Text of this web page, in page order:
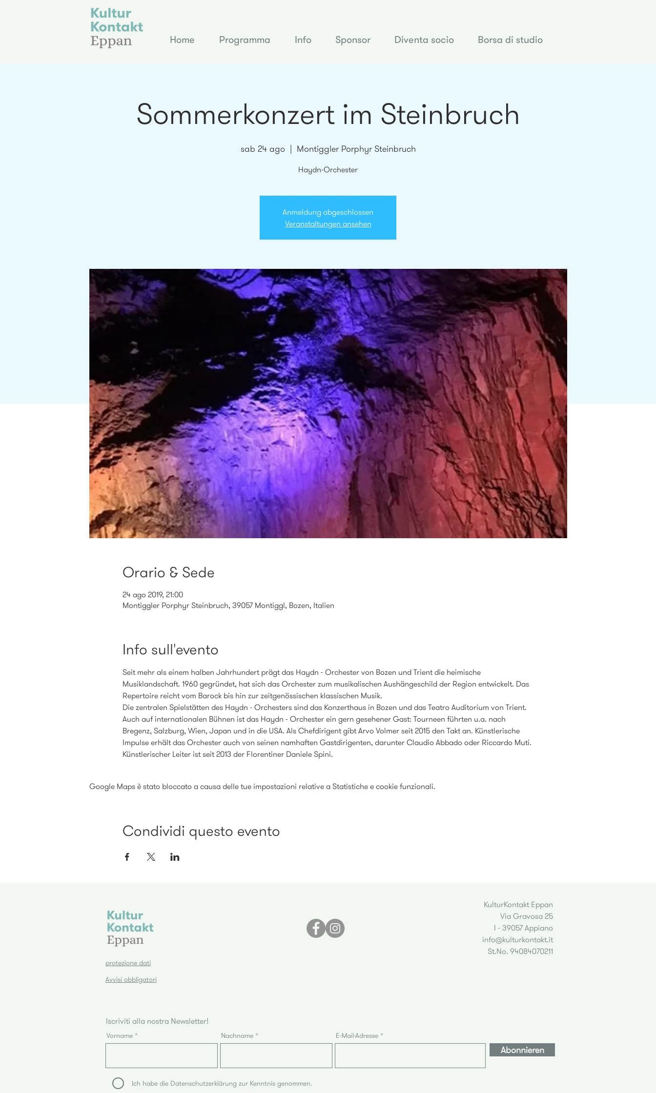
Home Programma Info Sponsor Diventa socio Borsa di studio
Sommerkonzert im Steinbruch
sab 24 ago
  |
Montiggler Porphyr Steinbruch
Haydn-Orchester
Anmeldung abgeschlossen
Veranstaltungen ansehen
Orario & Sede
24 ago 2019, 21:00
Montiggler Porphyr Steinbruch, 39057 Montiggl, Bozen, Italien
Info sull'evento
Seit mehr als einem halben Jahrhundert prägt das Haydn - Orchester von Bozen und Trient die heimische
Musiklandschaft. 1960 gegründet, hat sich das Orchester zum musikalischen Aushängeschild der Region entwickelt. Das
Repertoire reicht vom Barock bis hin zur zeitgenössischen klassischen Musik.
Die zentralen Spielstätten des Haydn - Orchesters sind das Konzerthaus in Bozen und das Teatro Auditorium von Trient.
Auch auf internationalen Bühnen ist das Haydn - Orchester ein gern gesehener Gast: Tourneen führten u.a. nach
Bregenz, Salzburg, Wien, Japan und in die USA. Als Chefdirigent gibt Arvo Volmer seit 2015 den Takt an. Künstlerische
Impulse erhält das Orchester auch von seinen namhaften Gastdirigenten, darunter Claudio Abbado oder Riccardo Muti.
Künstlerischer Leiter ist seit 2013 der Florentiner Daniele Spini.
Google Maps è stato bloccato a causa delle tue impostazioni relative a Statistiche e cookie funzionali.
Condividi questo evento
KulturKontakt Eppan
Via Gravosa 25
I - 39057 Appiano
info@kulturkontakt.it
St.No. 94084070211
protezione dati
Avvisi obbligatori
Iscriviti alla nostra Newsletter!
Vorname Nachname E-Mail-Adresse
Abonnieren
Ich habe die Datenschutzerklärung zur Kenntnis genommen.